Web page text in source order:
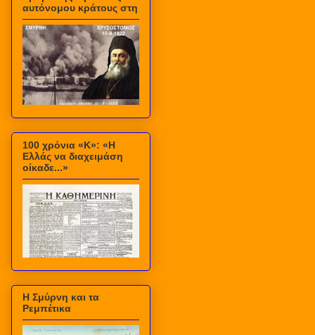
αυτόνομου κράτους στη
100 χρόνια «Κ»: «Η
Ελλάς να διαχειμάση
οίκαδε...»
Η Σμύρνη και τα
Ρεμπέτικα